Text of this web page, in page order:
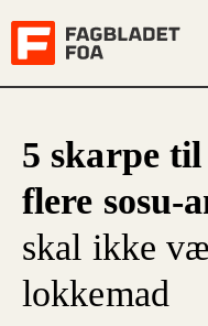
5 skarpe
flere sosu-
skal ikke
lokkemad